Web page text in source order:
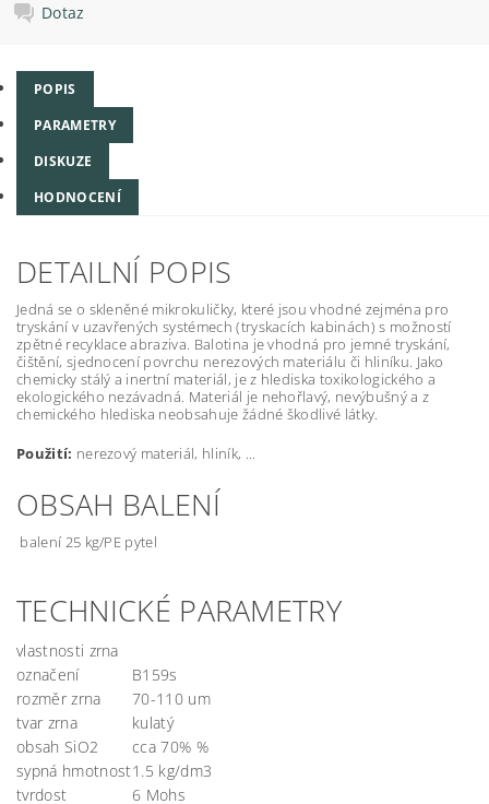
Dotaz
POPIS
PARAMETRY
DISKUZE
HODNOCENÍ
DETAILNÍ POPIS
Jedná se o skleněné mikrokuličky, které jsou vhodné zejména pro
tryskání v uzavřených systémech (tryskacích kabinách) s možností
zpětné recyklace abraziva. Balotina je vhodná pro jemné tryskání,
čištění, sjednocení povrchu nerezových materiálu či hliníku. Jako
chemicky stálý a inertní materiál, je z hlediska toxikologického a
ekologického nezávadná. Materiál je nehořlavý, nevýbušný a z
chemického hlediska neobsahuje žádné škodlivé látky.
Použití: nerezový materiál, hliník, ...
OBSAH BALENÍ
balení 25 kg/PE pytel
TECHNICKÉ PARAMETRY
vlastnosti zrna
označení
B159s
rozměr zrna
70-110 um
tvar zrna
kulatý
obsah SiO2
cca 70% %
sypná hmotnost1.5 kg/dm3
tvrdost
6 Mohs